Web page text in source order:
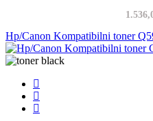
Hp/Canon Kompatibilni toner